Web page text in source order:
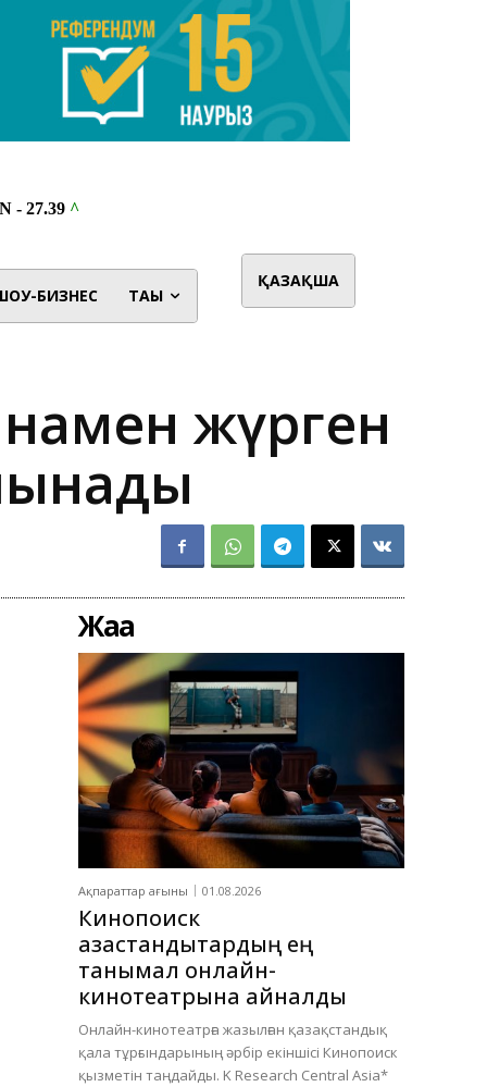
БИЗНЕС ТАҒЫ
ҚАЗАҚША
жүрген
Жаңа
Ақпараттар ағыны 01.08.2026
Кинопоиск
қазақстандықтардың ең
танымал онлайн-
кинотеатрына айналды
Онлайн-кинотеатрға жазылған қазақстандық
қала тұрғындарының әрбір екіншісі Кинопоиск
қызметін таңдайды. K Research Central Asia*